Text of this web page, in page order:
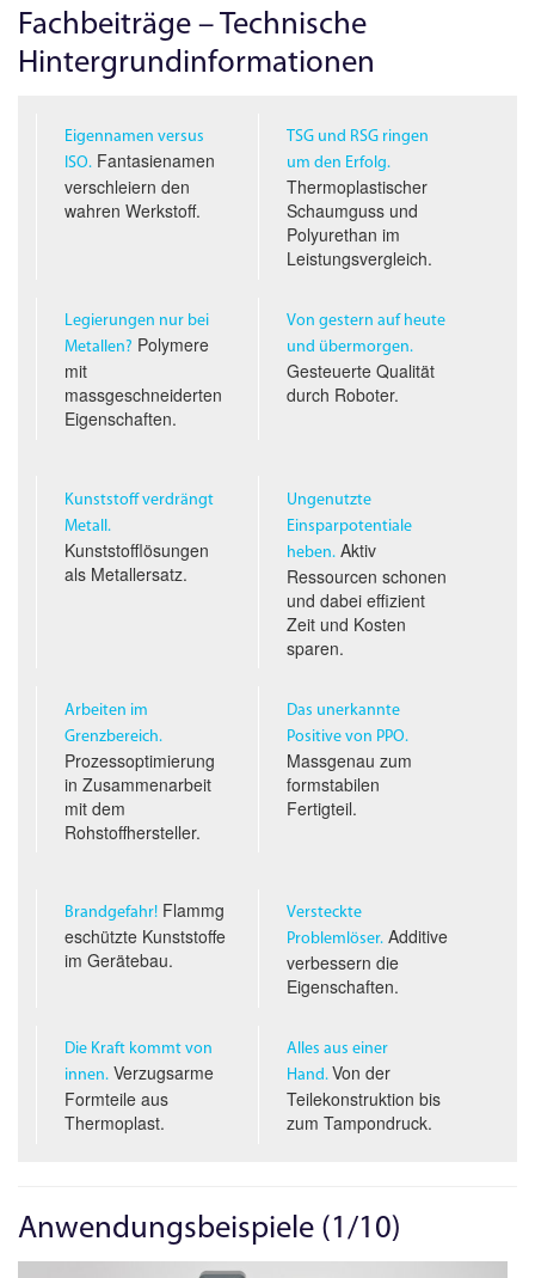
Fachbeiträge – Technische
Hintergrundinformationen
Eigennamen versus
ISO.Fantasienamen
verschleiern den
wahren Werkstoff.
TSG und RSG ringen
um den Erfolg.
Thermoplastischer
Schaumguss und
Polyurethan im
Leistungs­vergleich.
Legierungen nur bei
Metallen? Polymere
mit
massgeschneiderten
Eigenschaften.
Von gestern auf heute
und übermorgen.
Gesteuerte Qualität
durch Roboter.
Kunststoff verdrängt
Metall.
Kunststofflösungen
als Metallersatz.
Ungenutzte
Einsparpotentiale
heben.Aktiv
Ressourcen schonen
und dabei effizient
Zeit und Kosten
sparen.
Arbeiten im
Grenzbereich.
Prozessoptimierung
in Zusammenarbeit
mit dem
Rohstoffhersteller.
Das unerkannte
Positive von PPO.
Massgenau zum
formstabilen
Fertigteil.
Brandgefahr!Flammg
eschützte Kunststoffe
im Gerätebau.
Versteckte
Problemlöser.Additive
verbessern die
Eigenschaften.
Die Kraft kommt von
innen.Verzugsarme
Formteile aus
Thermoplast.
Alles aus einer
Hand. Von der
Teilekonstruktion bis
zum Tampondruck.
Anwendungsbeispiele (1/10)